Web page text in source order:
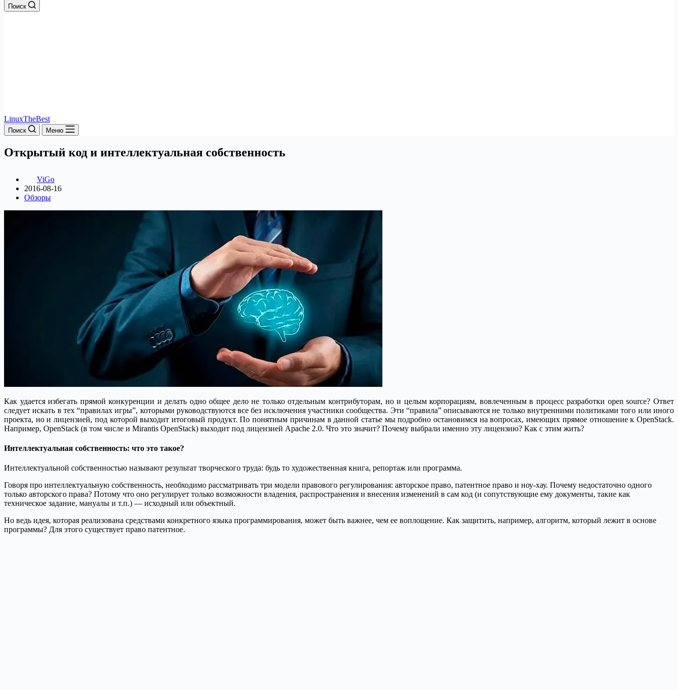
Поиск
LinuxTheBest
Поиск Меню
Открытый код и интеллектуальная собственность
ViGo
2016-08-16
Обзоры
Как удается избегать прямой конкуренции и делать одно общее дело не только отдельным контрибуторам, но и целым корпорациям, вовлеченным в процесс разработки open source? Ответ
следует искать в тех “правилах игры”, которыми руководствуются все без исключения участники сообщества. Эти “правила” описываются не только внутренними политиками того или иного
проекта, но и лицензией, под которой выходит итоговый продукт. По понятным причинам в данной статье мы подробно остановимся на вопросах, имеющих прямое отношение к OpenStack.
Например, OpenStack (в том числе и Mirantis OpenStack) выходит под лицензией Apache 2.0. Что это значит? Почему выбрали именно эту лицензию? Как с этим жить?
Интеллектуальная собственность: что это такое?
Интеллектуальной собственностью называют результат творческого труда: будь то художественная книга, репортаж или программа.
Говоря про интеллектуальную собственность, необходимо рассматривать три модели правового регулирования: авторское право, патентное право и ноу-хау. Почему недостаточно одного
только авторского права? Потому что оно регулирует только возможности владения, распространения и внесения изменений в сам код (и сопутствующие ему документы, такие как
техническое задание, мануалы и т.п.) — исходный или объектный.
Но ведь идея, которая реализована средствами конкретного языка программирования, может быть важнее, чем ее воплощение. Как защитить, например, алгоритм, который лежит в основе
программы? Для этого существует право патентное.